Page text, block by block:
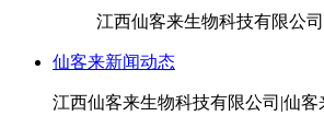
江西仙客来生物科技有限公
仙客来新闻动态
江西仙客来生物科技有限公司|仙客